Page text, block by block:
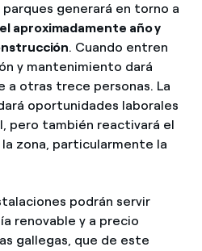
generará en torno a
aproximadamente año y
. Cuando entren
y mantenimiento dará
a otras trece personas. La
oportunidades laborales
pero también reactivará el
zona, particularmente la
podrán servir
renovable y a precio
gallegas, que de este